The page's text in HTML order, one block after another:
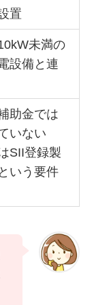
置
未満の
設備と連
助金では
いない
SII登録製
いう要件